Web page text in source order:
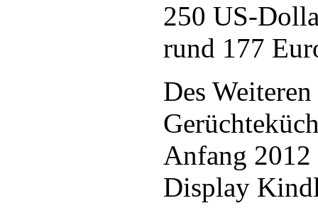
250 US-
rund 177
Des
Anfang
Display